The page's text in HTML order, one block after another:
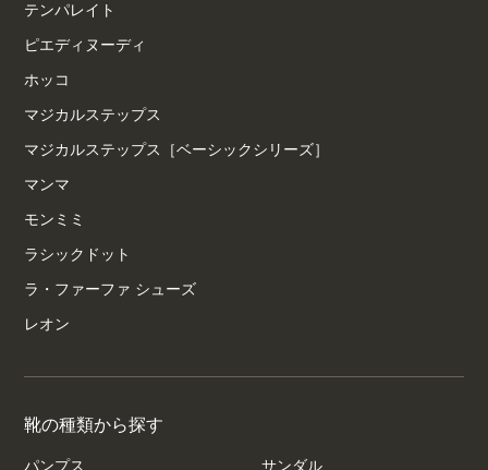
テンパレイト
ピエディヌーディ
ホッコ
マジカルステップス
マジカルステップス［ベーシックシリーズ］
マンマ
モンミミ
ラシックドット
ラ・ファーファ シューズ
レオン
靴の種類から探す
パンプス サンダル